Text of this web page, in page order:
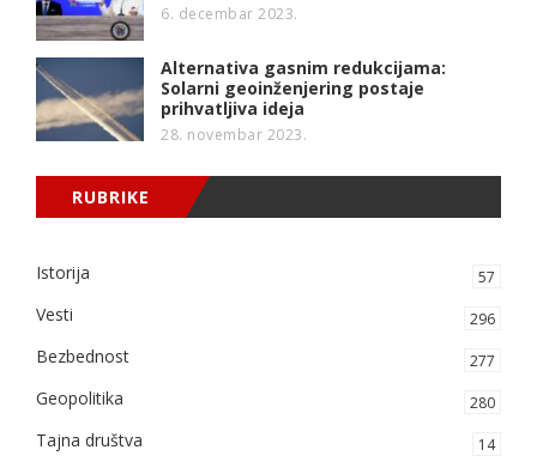
6. decembar 2023.
Alternativa gasnim redukcijama:
Solarni geoinženjering postaje
prihvatljiva ideja
28. novembar 2023.
RUBRIKE
Istorija 57
Vesti 296
Bezbednost 277
Geopolitika 280
Tajna društva 14